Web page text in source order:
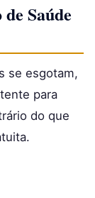
Saúde
se esgotam,
para
do que